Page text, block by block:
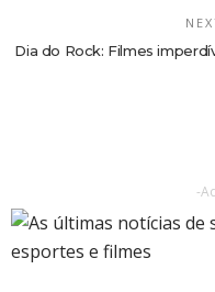
Dia do Rock: Filmes
-